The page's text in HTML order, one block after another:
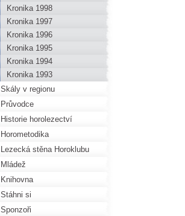
Kronika 1998
Kronika 1997
Kronika 1996
Kronika 1995
Kronika 1994
Kronika 1993
Skály v regionu
Průvodce
Historie horolezectví
Horometodika
Lezecká stěna Horoklubu
Mládež
Knihovna
Stáhni si
Sponzoři